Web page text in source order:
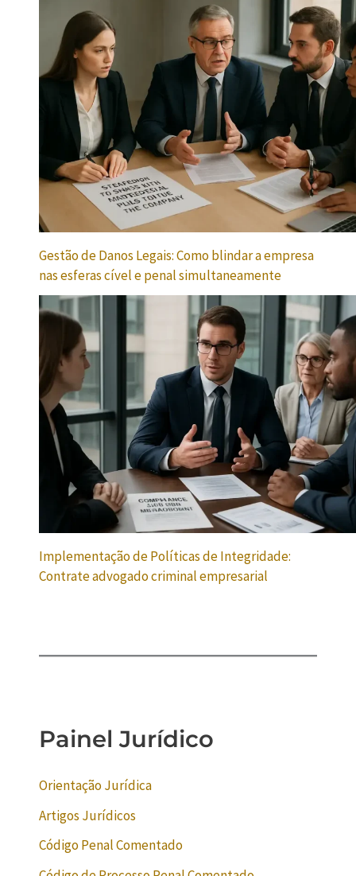
Gestão de Danos Legais: Como blindar a empresa
nas esferas cível e penal simultaneamente
Implementação de Políticas de Integridade:
Contrate advogado criminal empresarial
Painel Jurídico
Orientação Jurídica
Artigos Jurídicos
Código Penal Comentado